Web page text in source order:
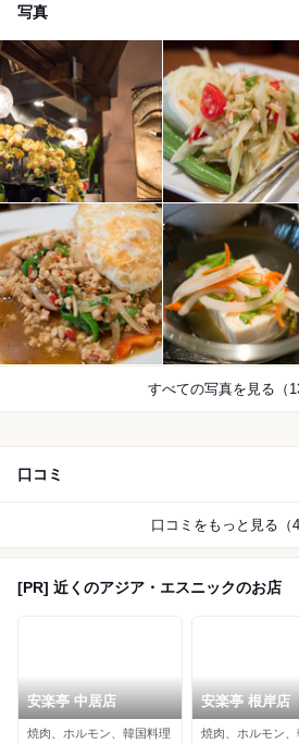
写真
すべての写真を見る（
口コミ
口コミをもっと見る（
[PR] 近くのアジア・エスニックのお店
安楽亭 中居店
焼肉、ホルモン、韓国料理
安楽亭 根岸店
焼肉、ホルモン、